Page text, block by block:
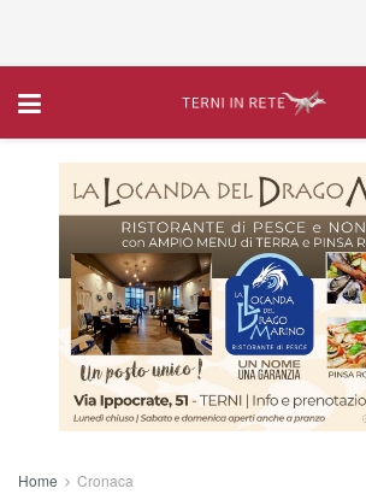
Home Cronaca